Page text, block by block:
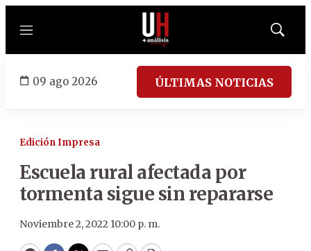
Menú
Mostrar
09 ago 2026 ÚLTIMAS NOTICIAS
Edición Impresa
Escuela rural afectada por
tormenta sigue sin repararse
Noviembre 2, 2022 10:00 p. m.